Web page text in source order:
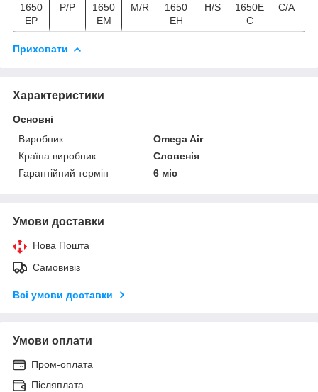
1650
EP
P/P
1650
EM
M/R
1650
EH
H/S
1650E
C
C/A
Приховати
Характеристики
Основні
Виробник
Omega Air
Країна виробник
Словенія
Гарантійний термін
6 міс
Умови доставки
Нова Пошта
Самовивіз
Всі умови доставки
Умови оплати
Пром-оплата
Післяплата